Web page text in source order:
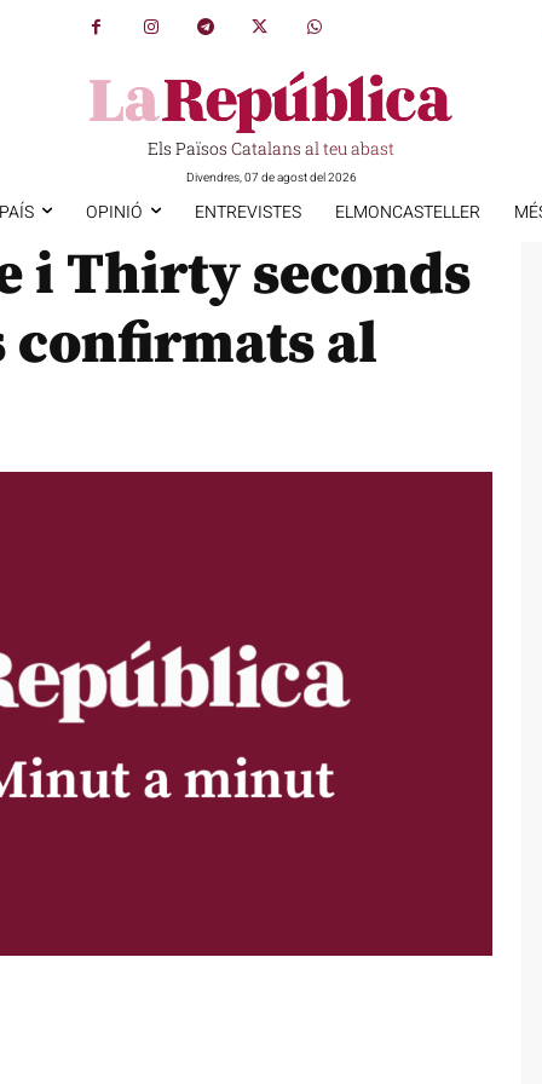
Els Països Catalans al teu abast
Divendres, 07 de agost del 2026
OPINIÓ ENTREVISTES ELMONCASTELLER
i Thirty seconds
al